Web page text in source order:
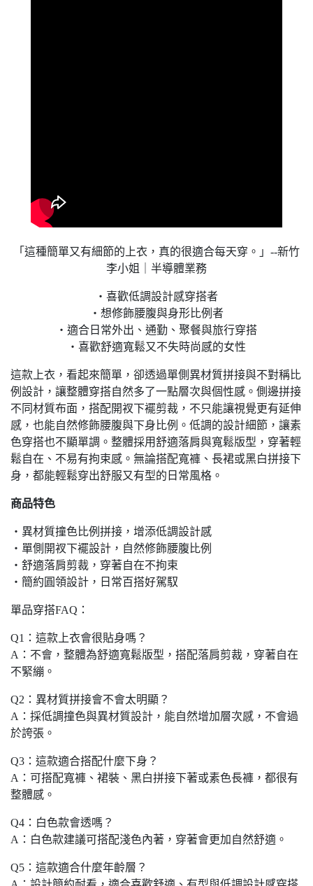
「這種簡單又有細節的上衣，真的很適合每天穿。」--新竹
李小姐｜半導體業務
・喜歡低調設計感穿搭者
・想修飾腰腹與身形比例者
・適合日常外出、通勤、聚餐與旅行穿搭
・喜歡舒適寬鬆又不失時尚感的女性
這款上衣，看起來簡單，卻透過單側異材質拼接與不對稱比
例設計，讓整體穿搭自然多了一點層次與個性感。側邊拼接
不同材質布面，搭配開衩下襬剪裁，不只能讓視覺更有延伸
感，也能自然修飾腰腹與下身比例。低調的設計細節，讓素
色穿搭也不顯單調。整體採用舒適落肩與寬鬆版型，穿著輕
鬆自在、不易有拘束感。無論搭配寬褲、長裙或黑白拼接下
身，都能輕鬆穿出舒服又有型的日常風格。
商品特色
・異材質撞色比例拼接，增添低調設計感
・單側開衩下襬設計，自然修飾腰腹比例
・舒適落肩剪裁，穿著自在不拘束
・簡約圓領設計，日常百搭好駕馭
單品穿搭FAQ：
Q1：這款上衣會很貼身嗎？
A：不會，整體為舒適寬鬆版型，搭配落肩剪裁，穿著自在
不緊繃。
Q2：異材質拼接會不會太明顯？
A：採低調撞色與異材質設計，能自然增加層次感，不會過
於誇張。
Q3：這款適合搭配什麼下身？
A：可搭配寬褲、裙裝、黑白拼接下著或素色長褲，都很有
整體感。
Q4：白色款會透嗎？
A：白色款建議可搭配淺色內著，穿著會更加自然舒適。
Q5：這款適合什麼年齡層？